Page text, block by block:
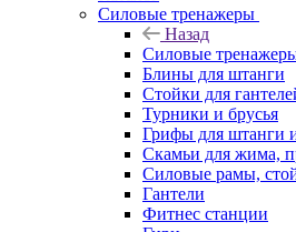
Силовые тренажеры
Назад
Силовые
Блины для штанги
Стойки для
Турники и брусья
Грифы для штанги
Скамьи для жима,
Силовые рамы,
Гантели
Фитнес станции